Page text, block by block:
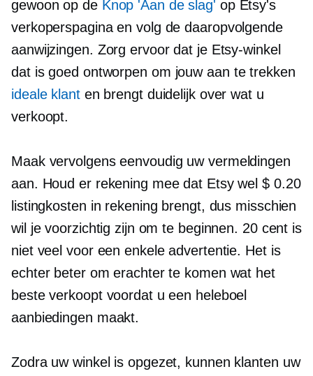
gewoon op de Knop 'Aan de slag' op Etsy's
verkoperspagina en volg de daaropvolgende
aanwijzingen. Zorg ervoor dat je Etsy-winkel
dat isgoed ontworpen om jouw aan te trekken
ideale klanten brengt duidelijk over wat u
verkoopt.
Maak vervolgens eenvoudig uw vermeldingen
aan. Houd er rekening mee dat Etsy wel $ 0.20
listingkosten in rekening brengt, dus misschien
wil je voorzichtig zijn om te beginnen. 20 cent is
niet veel voor een enkele advertentie. Het is
echter beter om erachter te komen wat het
beste verkoopt voordat u een heleboel
aanbiedingen maakt.
Zodra uw winkel is opgezet, kunnen klanten uw